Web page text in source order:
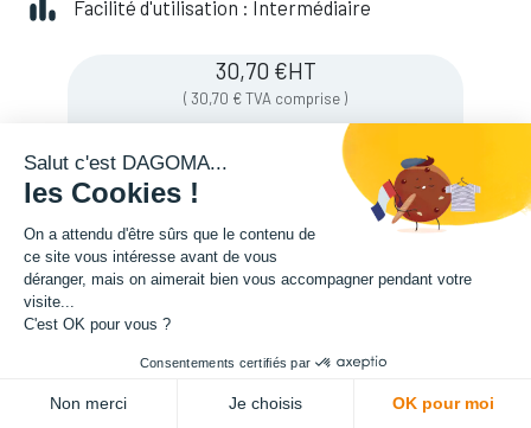
Facilité d'utilisation : Intermédiaire
30,70 €HT
( 30,70 €TVA comprise )
Soyez averti lorsque le produit est de
nouveau en stock
Salut c'est DAGOMA...
les Cookies !
On a attendu d'être sûrs que le contenu de
ce site vous intéresse avant de vous
déranger, mais on aimerait bien vous accompagner pendant votre
visite...
C'est OK pour vous ?
Consentements certifiés par
Non merci Je choisis OK pour moi